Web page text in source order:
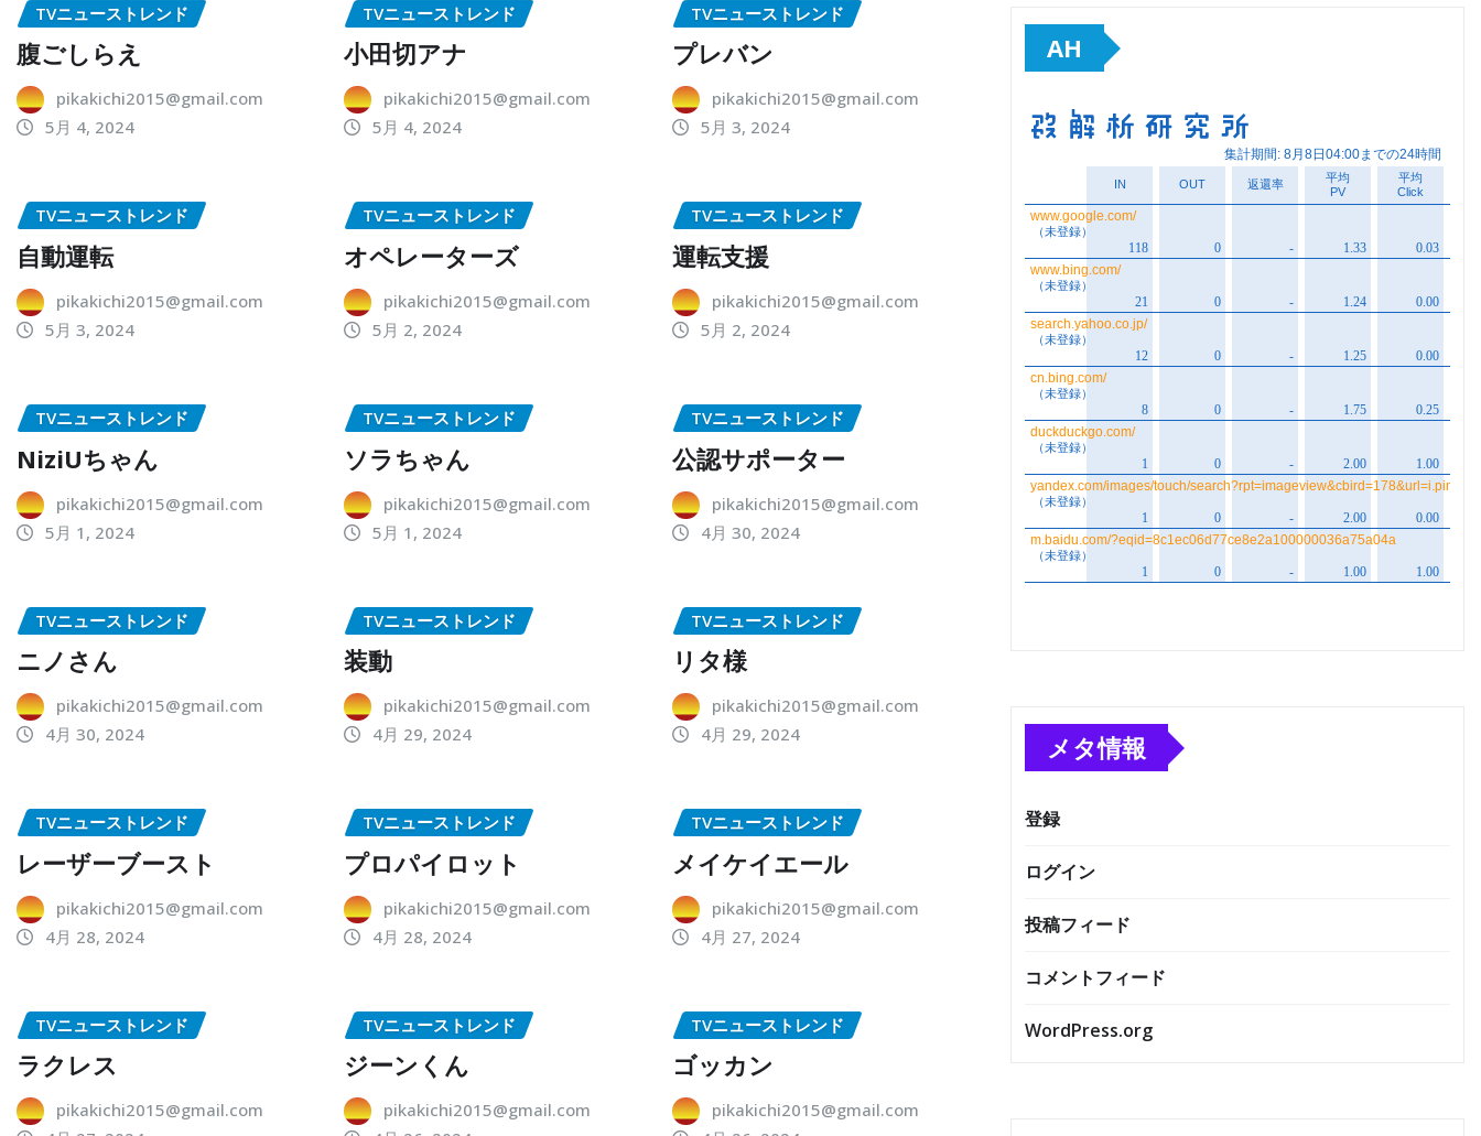
TVニューストレンド
腹ごしらえ
pikakichi2015@gmail.com
5月 4, 2024
TVニューストレンド
小田切アナ
pikakichi2015@gmail.com
5月 4, 2024
TVニューストレンド
プレバン
pikakichi2015@gmail.com
5月 3, 2024
TVニューストレンド
自動運転
pikakichi2015@gmail.com
5月 3, 2024
TVニューストレンド
オペレーターズ
pikakichi2015@gmail.com
5月 2, 2024
TVニューストレンド
運転支援
pikakichi2015@gmail.com
5月 2, 2024
TVニューストレンド
NiziUちゃん
pikakichi2015@gmail.com
5月 1, 2024
TVニューストレンド
ソラちゃん
pikakichi2015@gmail.com
5月 1, 2024
TVニューストレンド
公認サポーター
pikakichi2015@gmail.com
4月 30, 2024
TVニューストレンド
ニノさん
pikakichi2015@gmail.com
4月 30, 2024
TVニューストレンド
装動
pikakichi2015@gmail.com
4月 29, 2024
TVニューストレンド
リタ様
pikakichi2015@gmail.com
4月 29, 2024
TVニューストレンド
レーザーブースト
pikakichi2015@gmail.com
4月 28, 2024
TVニューストレンド
プロパイロット
pikakichi2015@gmail.com
4月 28, 2024
TVニューストレンド
メイケイエール
pikakichi2015@gmail.com
4月 27, 2024
TVニューストレンド
ラクレス
pikakichi2015@gmail.com
TVニューストレンド
ジーンくん
pikakichi2015@gmail.com
TVニューストレンド
ゴッカン
pikakichi2015@gmail.com
AH
メタ情報
登録
ログイン
投稿フィード
コメントフィード
WordPress.org